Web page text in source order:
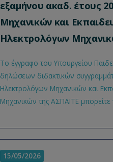
εξαμήνου ακαδ. έτους
Μηχανικών και
Ηλεκτρολόγων
Το έγγραφο του Υπουργείου
δηλώσεων διδακτικών
Ηλεκτρολόγων Μηχανικών και
Μηχανικών της ΑΣΠΑΙΤΕ μπορείτε
15/05/2026